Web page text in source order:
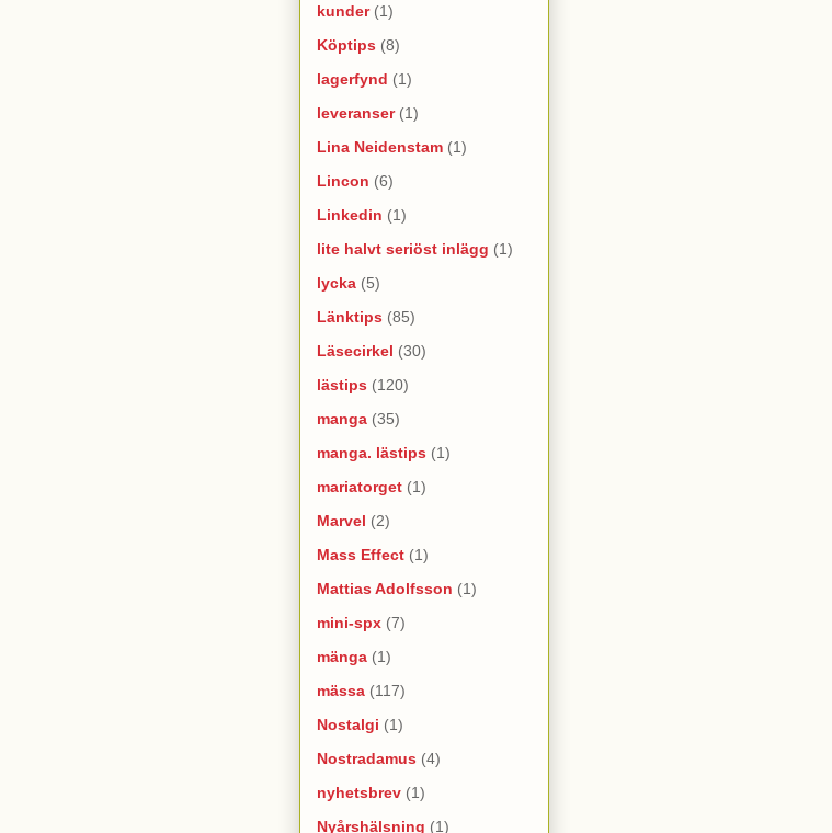
kunder (1)
Köptips (8)
lagerfynd (1)
leveranser (1)
Lina Neidenstam (1)
Lincon (6)
Linkedin (1)
lite halvt seriöst inlägg (1)
lycka (5)
Länktips (85)
Läsecirkel (30)
lästips (120)
manga (35)
manga. lästips (1)
mariatorget (1)
Marvel (2)
Mass Effect (1)
Mattias Adolfsson (1)
mini-spx (7)
mänga (1)
mässa (117)
Nostalgi (1)
Nostradamus (4)
nyhetsbrev (1)
Nyårshälsning (1)